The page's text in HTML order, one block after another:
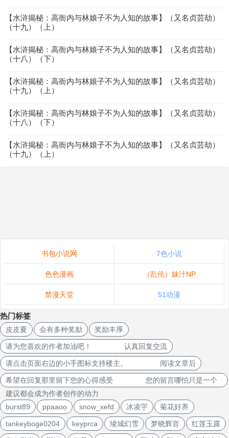
【水浒揭秘：高衙内与林娘子不为人知的故事】（又名贞芸劫）
（十九）（上）
【水浒揭秘：高衙内与林娘子不为人知的故事】（又名贞芸劫）
（十八）（下）
【水浒揭秘：高衙内与林娘子不为人知的故事】（又名贞芸劫）
（十九）（上）
【水浒揭秘：高衙内与林娘子不为人知的故事】（又名贞芸劫）
（十八）（下）
【水浒揭秘：高衙内与林娘子不为人知的故事】（又名贞芸劫）
（十九）（上）
书包小说网 7色小说
色色漫画 （乱伦）妹汁NP
禁漫天堂 51动漫
热门标签
皮皮夏 会有多种奖励 奖励丰厚
请为您喜欢的作者加油吧！ 认真回复交流
请点击页面右边的小手图标支持楼主。 阅读文章后
希望在回复那里留下您的心得感受 您的留言哪怕只是一个
建议都会成为作者创作的动力
burst89
ppaaoo snow_xefd 冰凌宇 菊花好养
tankeyboge0204 keyprca 绫城幻雪 梦晓辉音 红莲玉露